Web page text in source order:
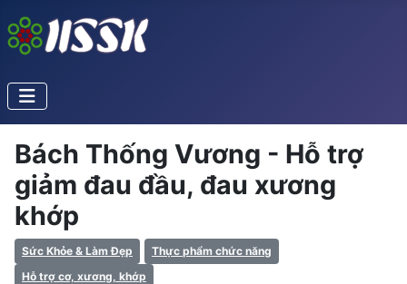
Bách Thống Vương - Hỗ trợ
giảm đau đầu, đau xương
khớp
Sức Khỏe & Làm Đẹp
Thực phẩm chức năng
Hỗ trợ cơ, xương, khớp